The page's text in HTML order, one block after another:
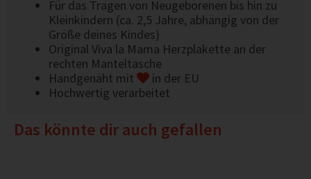
Für das Tragen von Neugeborenen bis hin zu
Kleinkindern (ca. 2,5 Jahre, abhängig von der
Größe deines Kindes)
Original Viva la Mama Herzplakette an der
rechten Manteltasche
Handgenäht mit
in der EU
Hochwertig verarbeitet
Das könnte dir auch gefallen